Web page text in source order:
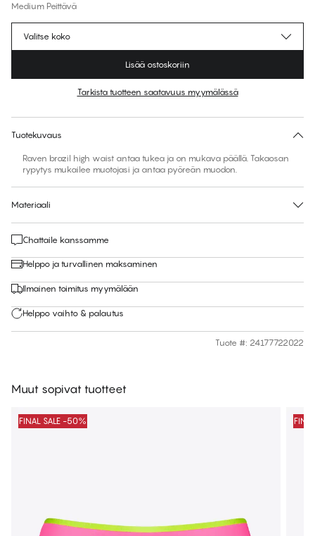
Medium Peittävä
€33.95Normaalihinta
Ei ehdotettua kokoa tähän tuotteeseen
Valitse koko
Lisää ostoskoriin
Tarkista tuotteen saatavuus myymälässä
Tuotekuvaus
Raven brazil high waist antaa tukea ja on mukava päällä. Takaosan
rypytys mukailee muotojasi ja antaa pyöreän muodon.
Materiaali
Chattaile kanssamme
Helppo ja turvallinen maksaminen
Ilmainen toimitus myymälään
Helppo vaihto & palautus
Tuote #: 24177722022
Muut sopivat tuotteet
FINAL SALE -50%